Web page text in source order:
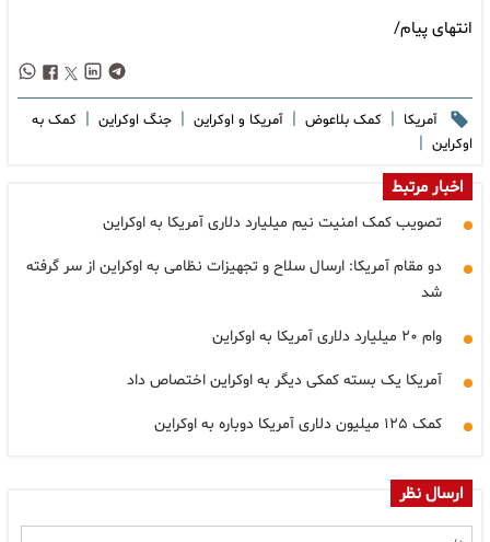
انتهای پیام/
آمریکا | کمک بلاعوض | آمریکا و اوکراین | جنگ اوکراین | کمک به
اوکراین |
اخبار مرتبط
تصویب کمک امنیت نیم میلیارد دلاری آمریکا به اوکراین
دو مقام آمریکا: ارسال سلاح و تجهیزات نظامی به اوکراین از سر گرفته
شد
وام ۲۰ میلیارد دلاری آمریکا به اوکراین
آمریکا یک بسته کمکی دیگر به اوکراین اختصاص داد
کمک ۱۲۵ میلیون دلاری آمریکا دوباره به اوکراین
ارسال نظر